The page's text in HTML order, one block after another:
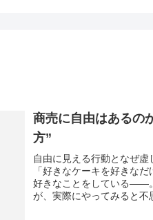
商売に自由はあるの
方”
自由に見える行動となぜ虚
「好きなケーキを好きな
好きなことをしている――
が、実際にやってみると不